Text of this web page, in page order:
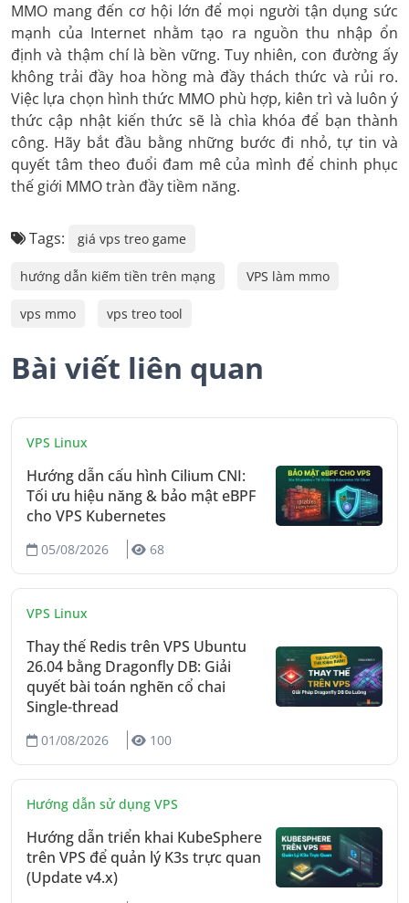
MMO mang đến cơ hội lớn để mọi người tận dụng sức
mạnh của Internet nhằm tạo ra nguồn thu nhập ổn
định và thậm chí là bền vững. Tuy nhiên, con đường ấy
không trải đầy hoa hồng mà đầy thách thức và rủi ro.
Việc lựa chọn hình thức MMO phù hợp, kiên trì và luôn ý
thức cập nhật kiến thức sẽ là chìa khóa để bạn thành
công. Hãy bắt đầu bằng những bước đi nhỏ, tự tin và
quyết tâm theo đuổi đam mê của mình để chinh phục
thế giới MMO tràn đầy tiềm năng.
Tags: giá vps treo game
hướng dẫn kiếm tiền trên mạng VPS làm mmo
vps mmo vps treo tool
Bài viết liên quan
VPS Linux
Hướng dẫn cấu hình Cilium CNI:
Tối ưu hiệu năng & bảo mật eBPF
cho VPS Kubernetes
05/08/2026 68
VPS Linux
Thay thế Redis trên VPS Ubuntu
26.04 bằng Dragonfly DB: Giải
quyết bài toán nghẽn cổ chai
Single-thread
01/08/2026 100
Hướng dẫn sử dụng VPS
Hướng dẫn triển khai KubeSphere
trên VPS để quản lý K3s trực quan
(Update v4.x)